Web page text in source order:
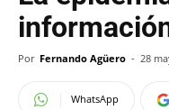
Por Fernando Agüero - 28
WhatsApp